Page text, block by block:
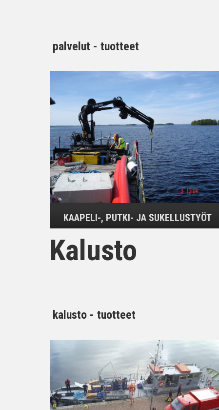
palvelut - tuotteet
KAAPELI-, PUTKI- JA SUKELLUSTYÖT
Kalusto
kalusto - tuotteet